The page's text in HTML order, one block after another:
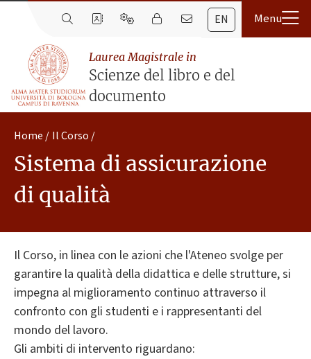
EN
Laurea Magistrale in
Scienze del libro e del
documento
Home Il Corso
Sistema di assicurazione
di qualità
Il Corso, in linea con le azioni che l'Ateneo svolge per
garantire la qualità della didattica e delle strutture, si
impegna al miglioramento continuo attraverso il
confronto con gli studenti e i rappresentanti del
mondo del lavoro.
Gli ambiti di intervento riguardano: